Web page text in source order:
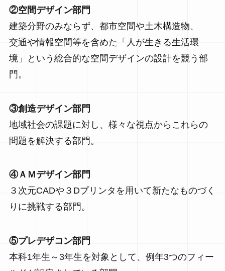
②空間デザイン部門
建築分野のみならず、都市空間や土木構造物、
交通や情報空間等を含めた「人が生きる生活環
境」という総合的な空間デザインの設計を競う部
門。
③創造デザイン部門
地域社会の課題に対し、様々な視点からこれらの
問題を解決する部門。
④ＡＭデザイン部門
３次元CADや３Dプリンタを用いて新たなものづく
りに挑戦する部門。
⑤プレデザコン部門
本科1年生～3年生を対象として、例年3つのフィー